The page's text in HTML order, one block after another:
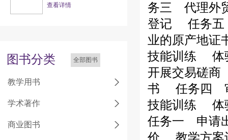
查看详情
图书分类 全部图书
教学用书
学术著作
商业图书
务三 代理外
登记 任务五
业的原产地证
技能训练 体
开展交易磋商
书 任务四
技能训练 体
任务一 申请
价 教学方案